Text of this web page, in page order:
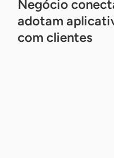
Negócio
adotam
com clientes